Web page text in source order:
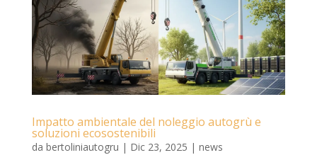
Impatto ambientale del noleggio autogrù e
soluzioni ecosostenibili
da bertoliniautogru | Dic 23, 2025 | news